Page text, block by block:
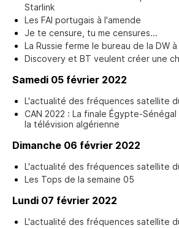
Starlink
Les FAI portugais à l'amende
Je te censure, tu me censures...
La Russie ferme le bureau de la DW
Discovery et BT veulent créer une
Samedi 05 février 2022
L'actualité des fréquences satellite
CAN 2022 : La finale Égypte-
la télévision algérienne
Dimanche 06 février 2022
L'actualité des fréquences satellite
Les Tops de la semaine 05
Lundi 07 février 2022
L'actualité des fréquences satellite